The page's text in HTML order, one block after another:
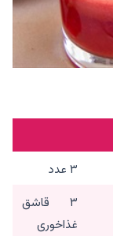
۳ عدد
۳ قاشق
غذاخوری